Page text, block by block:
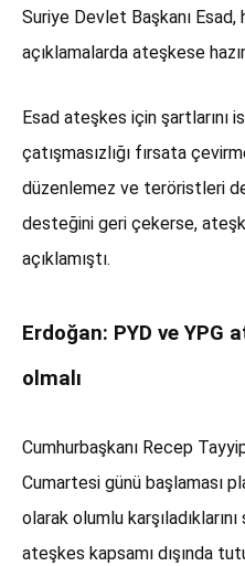
Suriye Devlet Başkanı Esad,
açıklamalarda ateşkese
Esad ateşkes için şartlarını
çatışmasızlığı fırsata
düzenlemez ve teröristleri
desteğini geri çekerse,
açıklamıştı.
Erdoğan: PYD ve YPG
olmalı
Cumhurbaşkanı Recep
Cumartesi günü başlaması
olarak olumlu
ateşkes kapsamı dışında